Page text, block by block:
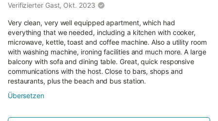
Verifizierter Gast, Okt. 2023
Very clean, very well equipped apartment, which had
everything that we needed, including a kitchen with cooker,
microwave, kettle, toast and coffee machine. Also a utility room
with washing machine, ironing facilities and much more. A large
balcony with sofa and dining table. Great, quick responsive
communications with the host. Close to bars, shops and
restaurants, plus the beach and bus station.
Übersetzen